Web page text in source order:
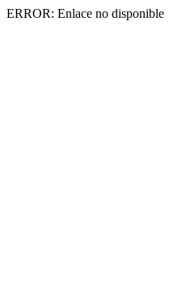
ERROR: Enlace no disponible